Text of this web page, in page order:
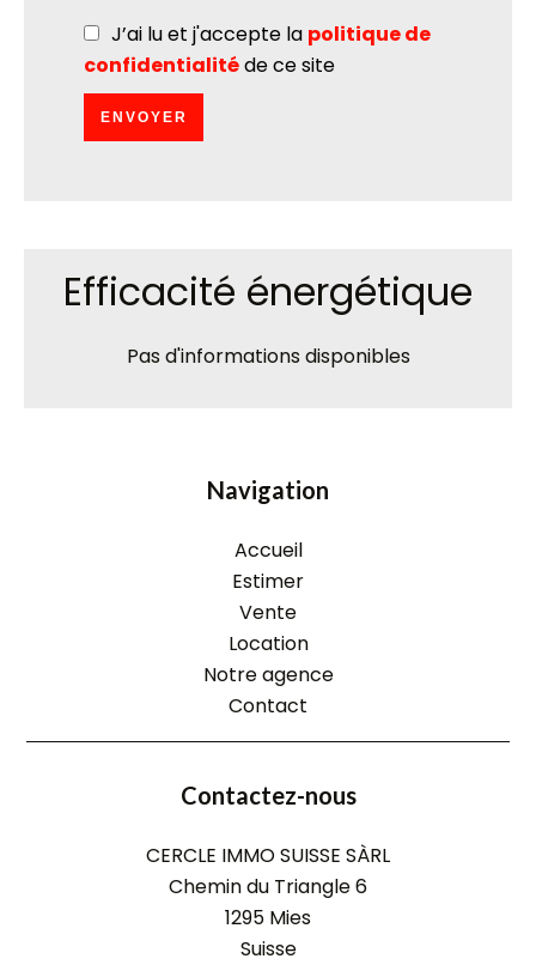
J’ai lu et j'accepte la politique de
confidentialitéde ce site
ENVOYER
Efficacité énergétique
Pas d'informations disponibles
Navigation
Accueil
Estimer
Vente
Location
Notre agence
Contact
Contactez-nous
CERCLE IMMO SUISSE SÀRL
Chemin du Triangle 6
1295 Mies
Suisse